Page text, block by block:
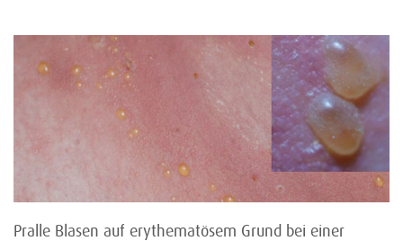
Pralle Blasen auf erythematösem Grund bei einer